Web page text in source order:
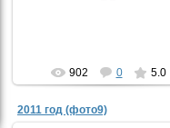
902 0 5.0
2011 год (фото9)